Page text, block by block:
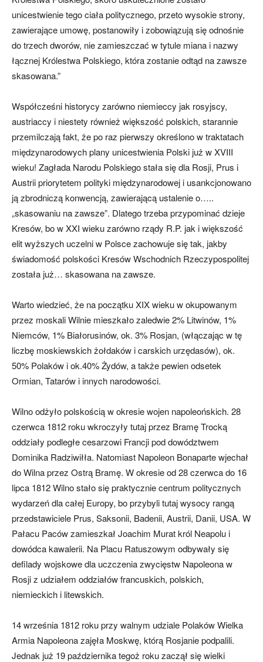
unicestwienie tego ciała politycznego, przeto wysokie strony,
zawierające umowę, postanowiły i zobowiązują się odnośnie
do trzech dworów, nie zamieszczać w tytule miana i nazwy
łącznej Królestwa Polskiego, która zostanie odtąd na zawsze
skasowana.”
Współcześni historycy zarówno niemieccy jak rosyjscy,
austriaccy i niestety również większość polskich, starannie
przemilczają fakt, że po raz pierwszy określono w traktatach
międzynarodowych plany unicestwienia Polski już w XVIII
wieku! Zagłada Narodu Polskiego stała się dla Rosji, Prus i
Austrii priorytetem polityki międzynarodowej i usankcjonowano
ją zbrodniczą konwencją, zawierającą ustalenie o…..
„skasowaniu na zawsze”. Dlatego trzeba przypominać dzieje
Kresów, bo w XXI wieku zarówno rządy R.P. jak i większość
elit wyższych uczelni w Polsce zachowuje się tak, jakby
świadomość polskości Kresów Wschodnich Rzeczypospolitej
została już… skasowana na zawsze.
Warto wiedzieć, że na początku XIX wieku w okupowanym
przez moskali Wilnie mieszkało zaledwie 2% Litwinów, 1%
Niemców, 1% Białorusinów, ok. 3% Rosjan, (włączając w tę
liczbę moskiewskich żołdaków i carskich urzędasów), ok.
50% Polaków i ok.40% Żydów, a także pewien odsetek
Ormian, Tatarów i innych narodowości.
Wilno odżyło polskością w okresie wojen napoleońskich. 28
czerwca 1812 roku wkroczyły tutaj przez Bramę Trocką
oddziały podległe cesarzowi Francji pod dowództwem
Dominika Radziwiłła. Natomiast Napoleon Bonaparte wjechał
do Wilna przez Ostrą Bramę. W okresie od 28 czerwca do 16
lipca 1812 Wilno stało się praktycznie centrum politycznych
wydarzeń dla całej Europy, bo przybyli tutaj wysocy rangą
przedstawiciele Prus, Saksonii, Badenii, Austrii, Danii, USA. W
Pałacu Paców zamieszkał Joachim Murat król Neapolu i
dowódca kawalerii. Na Placu Ratuszowym odbywały się
defilady wojskowe dla uczczenia zwycięstw Napoleona w
Rosji z udziałem oddziałów francuskich, polskich,
niemieckich i litewskich.
14 września 1812 roku przy walnym udziale Polaków Wielka
Armia Napoleona zajęła Moskwę, którą Rosjanie podpalili.
Jednak już 19 października tegoż roku zaczął się wielki